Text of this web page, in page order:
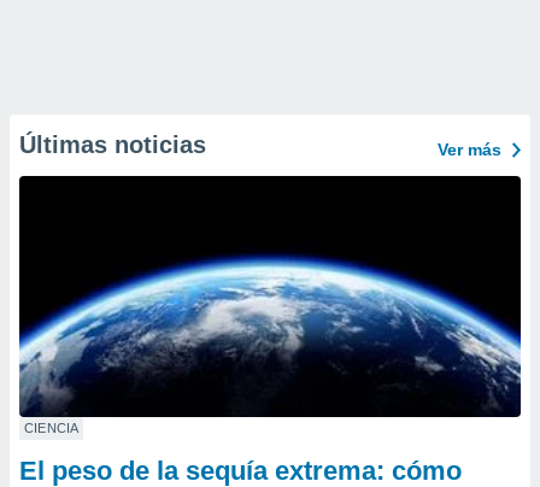
Últimas noticias Ver más
CIENCIA
El peso de la sequía extrema: cómo